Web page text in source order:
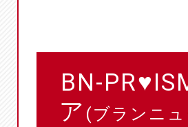
BN-
ア (ブランニ